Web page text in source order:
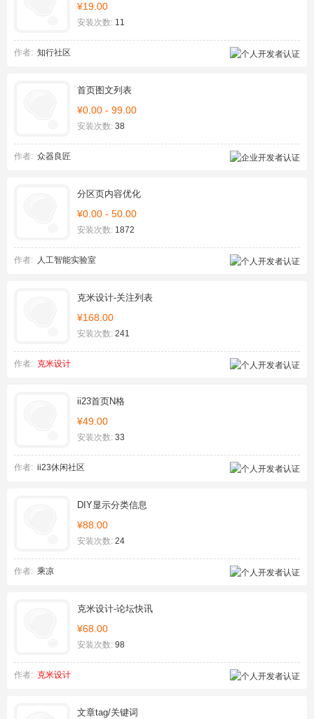
¥19.00
安装次数: 11
作者: 知行社区
首页图文列表
¥0.00 - 99.00
安装次数: 38
作者: 众器良匠
分区页内容优化
¥0.00 - 50.00
安装次数: 1872
作者: 人工智能实验室
克米设计-关注列表
¥168.00
安装次数: 241
作者: 克米设计
ii23首页N格
¥49.00
安装次数: 33
作者: ii23休闲社区
DIY显示分类信息
¥88.00
安装次数: 24
作者: 乘凉
克米设计-论坛快讯
¥68.00
安装次数: 98
作者: 克米设计
文章tag/关键词